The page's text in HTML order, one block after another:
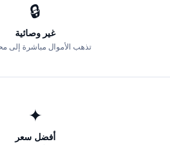
🔒
غير وصائية
تذهب الأموال مباشرة إلى
✦
أفضل سعر